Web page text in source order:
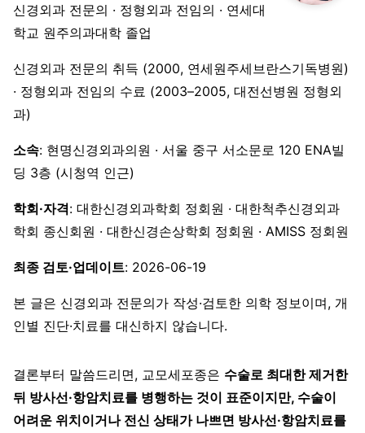
신경외과 전문의 · 정형외과 전임의 · 연세대
학교 원주의과대학 졸업
신경외과 전문의 취득 (2000, 연세원주세브란스기독병원)
· 정형외과 전임의 수료 (2003–2005, 대전선병원 정형외
과)
소속: 현명신경외과의원 · 서울 중구 서소문로 120 ENA빌
딩 3층 (시청역 인근)
학회·자격: 대한신경외과학회 정회원 · 대한척추신경외과
학회 종신회원 · 대한신경손상학회 정회원 · AMISS 정회원
최종 검토·업데이트: 2026-06-19
본 글은 신경외과 전문의가 작성·검토한 의학 정보이며, 개
인별 진단·치료를 대신하지 않습니다.
결론부터 말씀드리면, 교모세포종은 수술로 최대한 제거한
뒤 방사선·항암치료를 병행하는 것이 표준이지만, 수술이
어려운 위치이거나 전신 상태가 나쁘면 방사선·항암치료를